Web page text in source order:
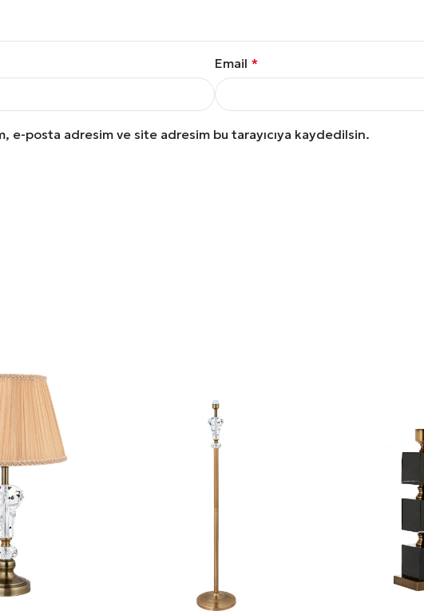
Email *
e-posta adresim ve site adresim bu tarayıcıya kaydedilsin.